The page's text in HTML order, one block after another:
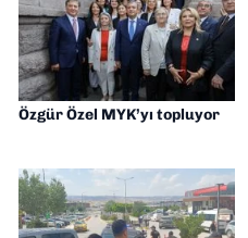
Özgür Özel MYK’yı topluyor